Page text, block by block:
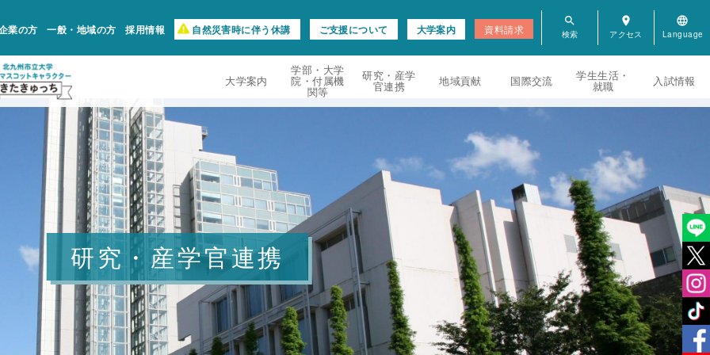
業の方 一般・地域の方 採用情報 自然災害時に伴う休講 ご支援について 大学案内 資料請求
search room language
大学案内
学部・大学
院・付属機
関等
研究・産学
官連携 地域貢献 国際交流 学生生活・
就職 入試情報
研究・産学官連携